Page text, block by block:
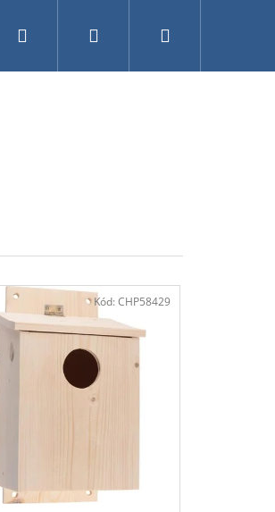
AKVARISTIKA A TERARISTIKA
Přihlášení
Kód: CHP58429